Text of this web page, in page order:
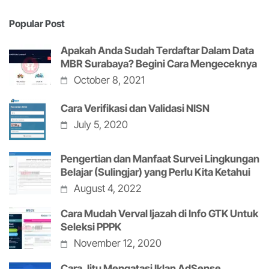
Popular Post
Apakah Anda Sudah Terdaftar Dalam Data
MBR Surabaya? Begini Cara Mengeceknya
October 8, 2021
Cara Verifikasi dan Validasi NISN
July 5, 2020
Pengertian dan Manfaat Survei Lingkungan
Belajar (Sulingjar) yang Perlu Kita Ketahui
August 4, 2022
Cara Mudah Verval Ijazah di Info GTK Untuk
Seleksi PPPK
November 12, 2020